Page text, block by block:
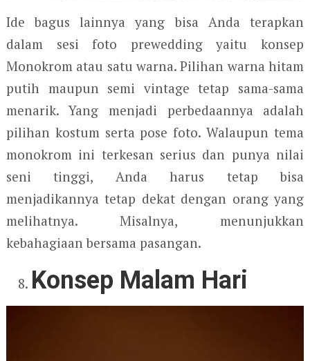
Ide bagus lainnya yang bisa Anda terapkan
dalam sesi foto prewedding yaitu konsep
Monokrom atau satu warna. Pilihan warna hitam
putih maupun semi vintage tetap sama-sama
menarik. Yang menjadi perbedaannya adalah
pilihan kostum serta pose foto. Walaupun tema
monokrom ini terkesan serius dan punya nilai
seni tinggi, Anda harus tetap bisa
menjadikannya tetap dekat dengan orang yang
melihatnya. Misalnya, menunjukkan
kebahagiaan bersama pasangan.
Konsep Malam Hari